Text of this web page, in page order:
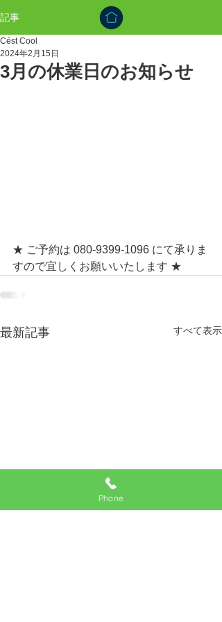
記事
3月の休業日のお知らせ
Cést Cool
2024年2月15日
★ ご予約は 080-9399-1096 にて承りま
すので宜しくお願いいたします ★
最新記事 すべて表示
Phone